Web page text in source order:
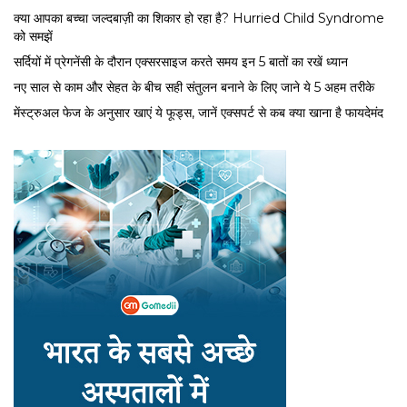
क्या आपका बच्चा जल्दबाज़ी का शिकार हो रहा है? Hurried Child Syndrome
को समझें
सर्द‍ियों में प्रेगनेंसी के दौरान एक्सरसाइज करते समय इन 5 बातों का रखें ध्यान
नए साल से काम और सेहत के बीच सही संतुलन बनाने के लिए जाने ये 5 अहम तरीके
मेंस्ट्रुअल फेज के अनुसार खाएं ये फूड्स, जानें एक्सपर्ट से कब क्या खाना है फायदेमंद